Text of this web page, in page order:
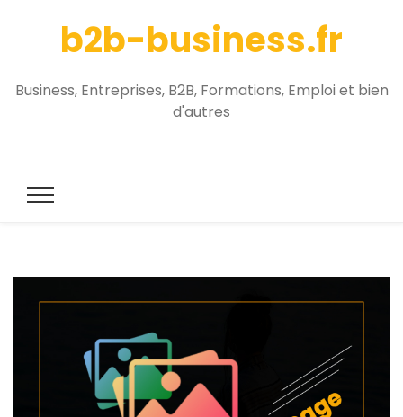
b2b-business.fr
Business, Entreprises, B2B, Formations, Emploi et bien
d'autres